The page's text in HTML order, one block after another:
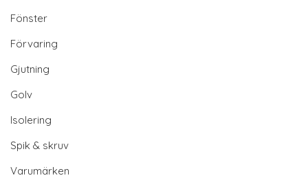
Fönster
Förvaring
Gjutning
Golv
Isolering
Spik & skruv
Varumärken